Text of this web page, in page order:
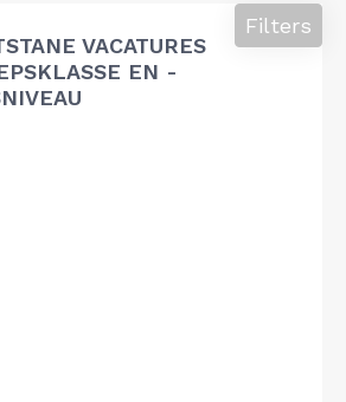
VACATURES
EN -
Filters